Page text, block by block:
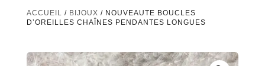
ACCUEIL / BIJOUX / NOUVEAUTE BOUCLES
D’OREILLES CHAÎNES PENDANTES LONGUES